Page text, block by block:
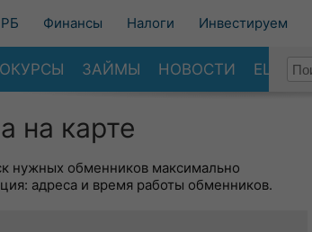
Финансы Налоги Инвестируем
ЗАЙМЫ НОВОСТИ ЕЩЕ
на карте
нужных обменников максимально
адреса и время работы обменников.